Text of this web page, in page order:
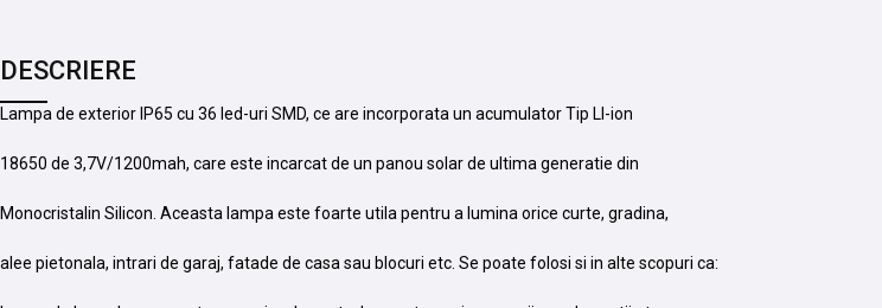
DESCRIERE
Lampa de exterior IP65 cu 36 led-uri SMD, ce are incorporata un acumulator Tip LI-ion
18650 de 3,7V/1200mah, care este incarcat de un panou solar de ultima generatie din
Monocristalin Silicon. Aceasta lampa este foarte utila pentru a lumina orice curte, gradina,
alee pietonala, intrari de garaj, fatade de casa sau blocuri etc. Se poate folosi si in alte scopuri ca: